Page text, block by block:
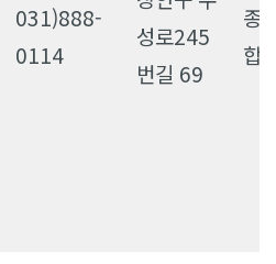
031)888-
0114
성로245
번길 69
종
합